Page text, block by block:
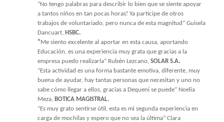
“No tengo palabras para describir lo bien que se siente apoyar
a tantos niños en tan pocas horas! Ya participe de otros
trabajos de voluntariado, pero nunca de esta magnitud” Guisela
Dancuart,HSBC.
“Me siento excelente al aportar en esta causa, aportando
Educación, es una experiencia muy grata que gracias a la
empresa puedo realizarla” Rubén Lezcano, SOLAR S.A.
“Esta actividad es una forma bastante emotiva, diferente, muy
buena de ayudar, hay tantas personas que necesitan y uno no
sabe cómo llegar a ellos, gracias a Dequení se puede” Noelia
Meza,BOTICA MAGISTRAL.
“Es muy grato sentirse útil, esta es mi segunda experiencia en
carga de mochilas y espero que no sea la última” Clara